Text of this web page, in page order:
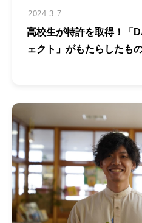
2024.3.7
高校生が特許を取得！「
ェクト」がもたらしたも